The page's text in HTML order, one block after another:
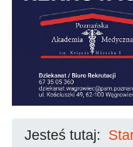
Jesteś tutaj: